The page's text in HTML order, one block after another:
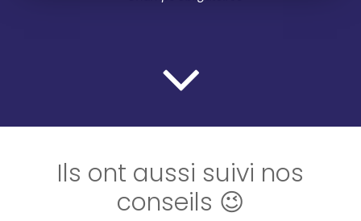
Ils ont aussi suivi nos
conseils 😉